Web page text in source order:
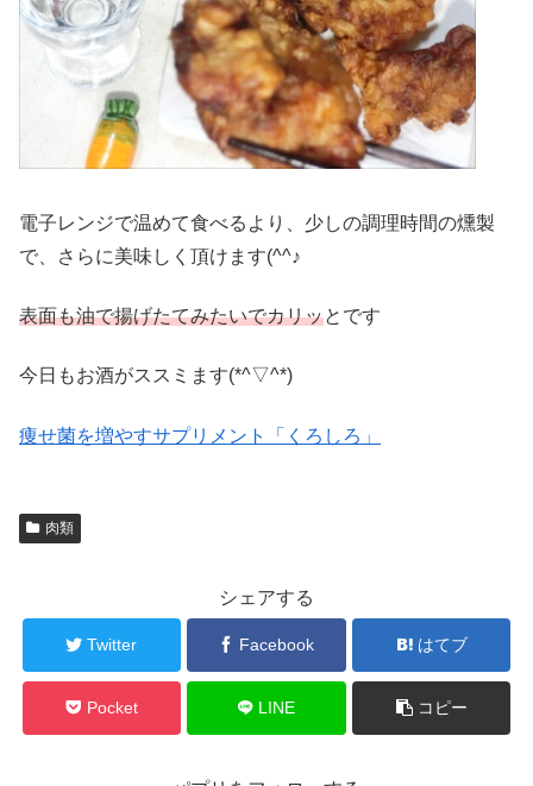
電子レンジで温めて食べるより、少しの調理時間の燻製
で、さらに美味しく頂けます(^^♪
表面も油で揚げたてみたいでカリッとです
今日もお酒がススミます(*^▽^*)
痩せ菌を増やすサプリメント「くろしろ」
肉類
シェアする
Twitter Facebook はてブ
Pocket LINE コピー